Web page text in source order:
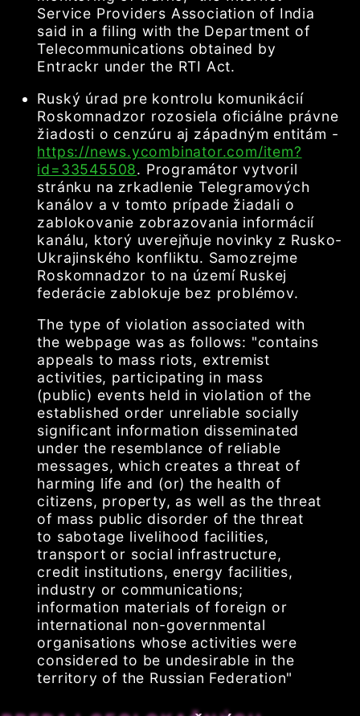
Service Providers Association of India
said in a filing with the Department of
Telecommunications obtained by
Entrackr under the RTI Act.
Ruský úrad pre kontrolu komunikácií
Roskomnadzor rozosiela oficiálne právne
žiadosti o cenzúru aj západným entitám -
https://news.ycombinator.com/item?
id=33545508. Programátor vytvoril
stránku na zrkadlenie Telegramových
kanálov a v tomto prípade žiadali o
zablokovanie zobrazovania informácií
kanálu, ktorý uverejňuje novinky z Rusko-
Ukrajinského konfliktu. Samozrejme
Roskomnadzor to na území Ruskej
federácie zablokuje bez problémov.
The type of violation associated with
the webpage was as follows: "contains
appeals to mass riots, extremist
activities, participating in mass
(public) events held in violation of the
established order unreliable socially
significant information disseminated
under the resemblance of reliable
messages, which creates a threat of
harming life and (or) the health of
citizens, property, as well as the threat
of mass public disorder of the threat
to sabotage livelihood facilities,
transport or social infrastructure,
credit institutions, energy facilities,
industry or communications;
information materials of foreign or
international non-governmental
organisations whose activities were
considered to be undesirable in the
territory of the Russian Federation"